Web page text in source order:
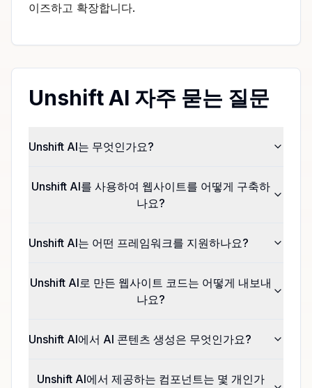
이즈하고 확장합니다.
Unshift AI 자주 묻는 질문
Unshift AI는 무엇인가요?
Unshift AI를 사용하여 웹사이트를 어떻게 구축하
나요?
Unshift AI는 어떤 프레임워크를 지원하나요?
Unshift AI로 만든 웹사이트 코드는 어떻게 내보내
나요?
Unshift AI에서 AI 콘텐츠 생성은 무엇인가요?
Unshift AI에서 제공하는 컴포넌트는 몇 개인가